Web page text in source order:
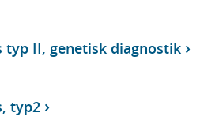
typ II, genetisk diagnostik
typ2